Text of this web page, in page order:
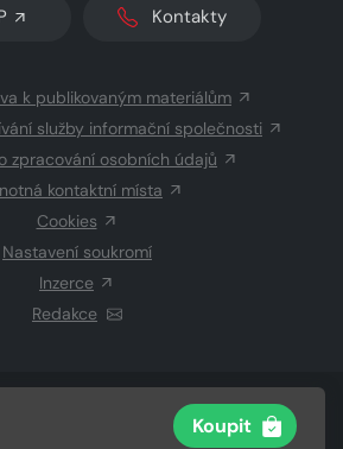
Koupit
Kontakty
k publikovaným materiálům
služby informační společnosti
zpracování osobních údajů
kontaktní místa
Cookies
Nastavení soukromí
Inzerce
Redakce
CZECH NEWS CENTER a.s.a dodavatelé